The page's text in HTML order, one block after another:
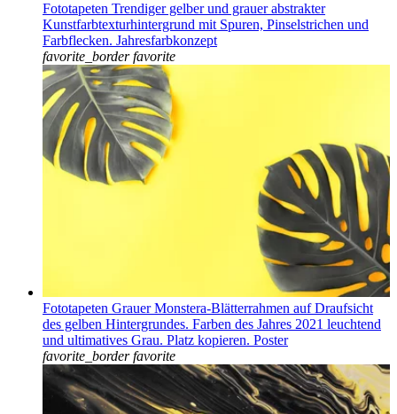
Fototapeten Trendiger gelber und grauer abstrakter
Kunstfarbtexturhintergrund mit Spuren, Pinselstrichen und
Farbflecken. Jahresfarbkonzept
favorite_border favorite
Fototapeten Grauer Monstera-Blätterrahmen auf Draufsicht
des gelben Hintergrundes. Farben des Jahres 2021 leuchtend
und ultimatives Grau. Platz kopieren. Poster
favorite_border favorite